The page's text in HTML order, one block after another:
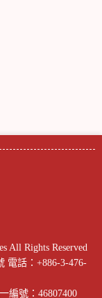
All Rights Reserved
電話：+886-3-476-
編號：46807400